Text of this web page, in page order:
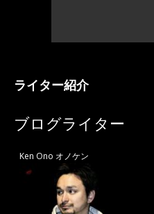
ライター紹介
ブログライター
Ken Ono オノケン